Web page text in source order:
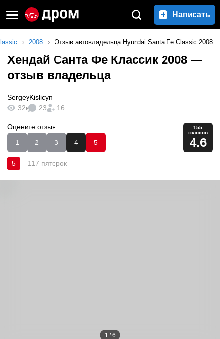
Написать
2008 Отзыв автовладельца Hyundai Santa Fe Classic 2008
Хендай Санта Фе Классик 2008 —
отзыв владельца
SergeyKislicyn
32к
23 16
Оцените отзыв:
1
2 3 4 5
155
голосов
4.6
5 – 117 пятерок
1 /6